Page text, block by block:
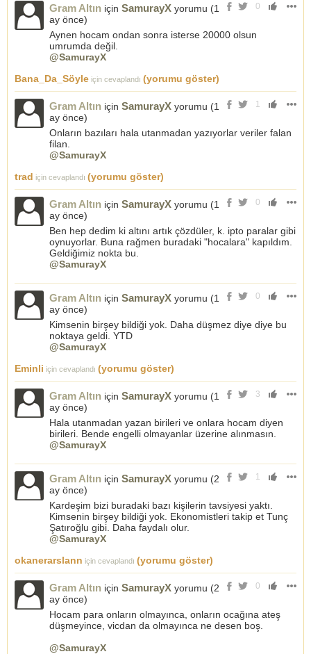
0
Gram Altın için SamurayX yorumu (1
ay önce)
Aynen hocam ondan sonra isterse 20000 olsun
umrumda değil.
@SamurayX
Bana_Da_Söyle için cevaplandı (yorumu göster)
1
Gram Altın için SamurayX yorumu (1
ay önce)
Onların bazıları hala utanmadan yazıyorlar veriler falan
filan.
@SamurayX
trad için cevaplandı (yorumu göster)
0
Gram Altın için SamurayX yorumu (1
ay önce)
Ben hep dedim ki altını artık çözdüler, k. ipto paralar gibi
oynuyorlar. Buna rağmen buradaki "hocalara" kapıldım.
Geldiğimiz nokta bu.
@SamurayX
0
Gram Altın için SamurayX yorumu (1
ay önce)
Kimsenin birşey bildiği yok. Daha düşmez diye diye bu
noktaya geldi. YTD
@SamurayX
Eminli için cevaplandı (yorumu göster)
3
Gram Altın için SamurayX yorumu (1
ay önce)
Hala utanmadan yazan birileri ve onlara hocam diyen
birileri. Bende engelli olmayanlar üzerine alınmasın.
@SamurayX
1
Gram Altın için SamurayX yorumu (2
ay önce)
Kardeşim bizi buradaki bazı kişilerin tavsiyesi yaktı.
Kimsenin birşey bildiği yok. Ekonomistleri takip et Tunç
Şatıroğlu gibi. Daha faydalı olur.
@SamurayX
okanerarslann için cevaplandı (yorumu göster)
0
Gram Altın için SamurayX yorumu (2
ay önce)
Hocam para onların olmayınca, onların ocağına ateş
düşmeyince, vicdan da olmayınca ne desen boş.
@SamurayX